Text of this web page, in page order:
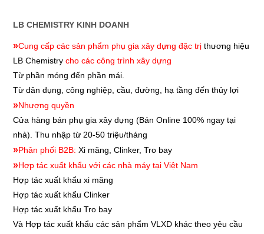
LB CHEMISTRY KINH DOANH
»Cung cấp các sản phẩm phụ gia xây dựng đặc trị thương hiệu
LB Chemistrycho các công trình xây dựng
Từ phần móng đến phần mái.
Từ dân dụng, công nghiệp, cầu, đường, hạ tầng đến thủy lợi
»Nhượng quyền
Cửa hàng bán phụ gia xây dựng (Bán Online 100% ngay tại
nhà). Thu nhập từ 20-50 triệu/tháng
»Phân phối B2B: Xi măng, Clinker, Tro bay
»Hợp tác xuất khẩu với các nhà máy tại Việt Nam
Hợp tác xuất khẩu xi măng
Hợp tác xuất khẩu Clinker
Hợp tác xuất khẩu Tro bay
Và Hợp tác xuất khẩu các sản phẩm VLXD khác theo yêu cầu